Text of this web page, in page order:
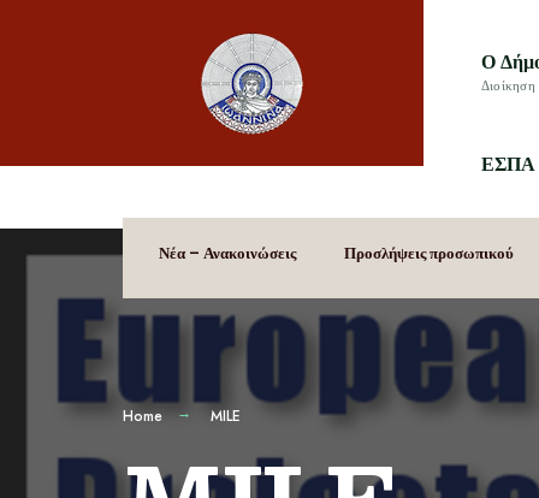
Ο
Διοίκηση
ΕΣΠΑ
Νέα – Ανακοινώσεις Προσλήψεις προσωπικού
Home MILE